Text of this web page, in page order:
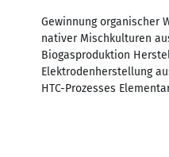
Gewinnung organischer
nativer Mischkulturen
Biogasproduktion
Elektrodenherstellung
HTC-Prozesses